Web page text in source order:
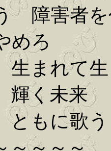
障害者
めろ
まれて
く未来
もに歌う